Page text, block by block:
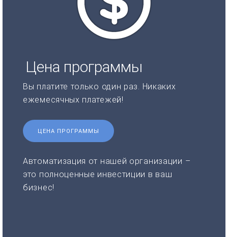
Цена программы
Вы платите только один раз. Никаких
ежемесячных платежей!
ЦЕНА ПРОГРАММЫ
Автоматизация от нашей организации –
это полноценные инвестиции в ваш
бизнес!